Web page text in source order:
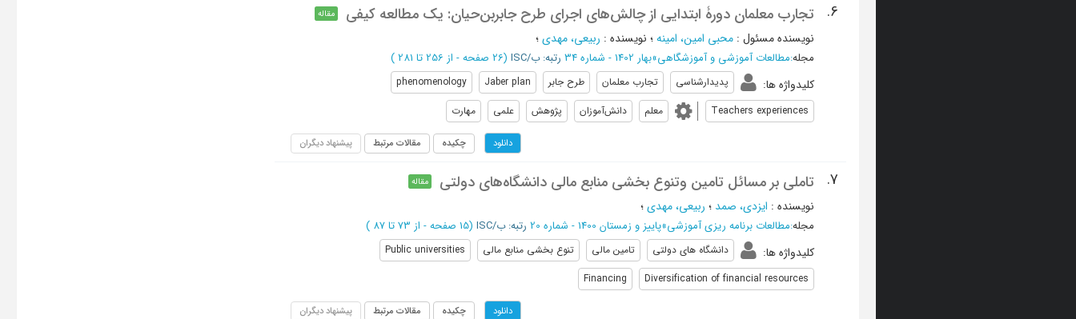
6. تجارب معلمان دورۀ ابتدایی از چالش‌های اجرای طرح جابربن‌حیان: یک مطالعه کیفی مقاله
نویسنده مسئول : محبی امین، امینه؛ نویسنده : ربیعی، مهدی؛
مجله:مطالعات آموزشی و آموزشگاهی»بهار 1402 - شماره 34 رتبه: ب/ISC (‎26 صفحه - از 256 تا 281 )
کلیدواژه ها: پدیدارشناسی تجارب معلمان طرح جابر Jaber plan
phenomenology
Teachers experiences
معلم دانش‌آموزان پژوهش علمی مهارت
دانلود چکیده مقالات مرتبط پیشنهاد دیگران
7. تاملی بر مسائل تامین وتنوع بخشی منابع مالی دانشگاه‌های دولتی مقاله
نویسنده : ایزدی، صمد ؛ ربیعی، مهدی؛
مجله:مطالعات برنامه ریزی آموزشی»پاییز و زمستان 1400 - شماره 20 رتبه: ب/ISC (‎15 صفحه - از 73 تا 87 )
کلیدواژه ها: دانشگاه های دولتی تامین مالی تنوع بخشی منابع مالی
Public universities
Diversification of financial resources
Financing
دانلود چکیده مقالات مرتبط پیشنهاد دیگران